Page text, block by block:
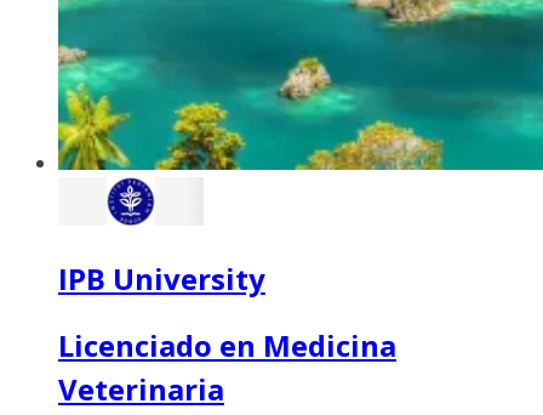
IPB University
Licenciado en Medicina
Veterinaria